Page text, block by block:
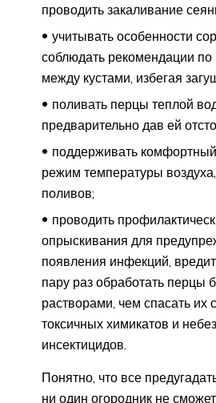
проводить закаливание
учитывать особенности
соблюдать рекомендации
между кустами, избегая
поливать перцы теплой
предварительно дав ей
поддерживать
режим температуры
поливов;
проводить
опрыскивания для
появления инфекций,
пару раз обработать перцы
растворами, чем спасать
токсичных химикатов и
инсектицидов.
Понятно, что все
ни один огородник не